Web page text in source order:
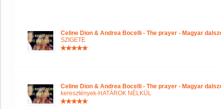
Celine Dion & Andrea Bocelli - The prayer - Magyar
SZIGETE
Celine Dion & Andrea Bocelli - The prayer - Magyar
keresztények-HATÁROK NÉLKÜL